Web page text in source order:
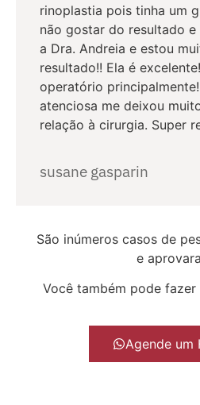
rinoplastia pois tinha um
não gostar do resultado
a Dra. Andreia e estou
resultado!! Ela é
operatório
atenciosa me deixou
relação à cirurgia. Super
susane gasparin
São inúmeros casos de
e
Você também pode
Agende um